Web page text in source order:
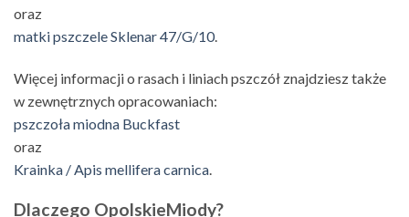
oraz
matki pszczele Sklenar 47/G/10.
Więcej informacji o rasach i liniach pszczół znajdziesz także
w zewnętrznych opracowaniach:
pszczoła miodna Buckfast
oraz
Krainka / Apis mellifera carnica
Dlaczego OpolskieMiody?